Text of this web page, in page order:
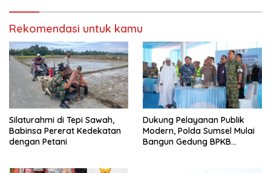
Rekomendasi untuk kamu
Silaturahmi di Tepi Sawah,
Babinsa Pererat Kedekatan
dengan Petani
Dukung Pelayanan Publik
Modern, Polda Sumsel Mulai
Bangun Gedung BPKB